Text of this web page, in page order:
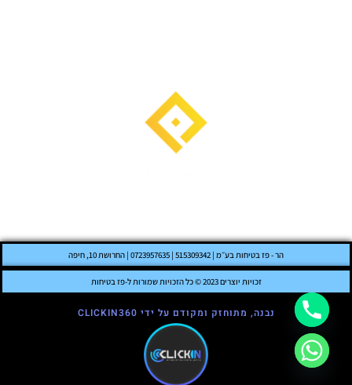
הר - פז בטיחות בע״מ | 515309342 | 0723957635 | החרושת 10, חיפה
זכויות יוצרים 2023 © כל הזכויות שמורות ל-פז בטיחות
נבנה, מתוחזק ומקודם על ידי CLICKIN360